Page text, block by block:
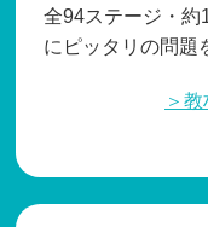
全94ステージ・
にピッタリの問題
＞